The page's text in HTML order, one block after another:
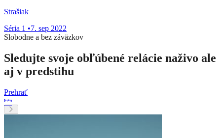
Strašiak
Séria 1 •7. sep 2022
Slobodne a bez záväzkov
Sledujte svoje obľúbené relácie naživo ale
aj v predstihu
Prehrať